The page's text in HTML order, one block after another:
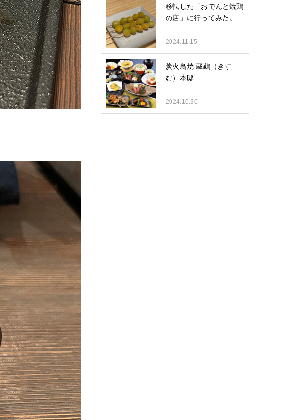
移転した「おでんと焼鶏
の店」に行ってみた。
2024.11.15
炭火鳥焼 蔵鵡（きす
む）本邸
2024.10.30